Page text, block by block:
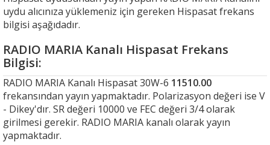
uydu alıcınıza yüklemeniz için gereken Hispasat frekans
bilgisi aşağıdadır.
RADIO MARIA Kanalı Hispasat Frekans
Bilgisi:
RADIO MARIA Kanalı Hispasat 30W-6 11510.00
frekansından yayın yapmaktadır. Polarizasyon değeri ise V
- Dikey'dır. SR değeri 10000 ve FEC değeri 3/4 olarak
girilmesi gerekir. RADIO MARIA kanalı olarak yayın
yapmaktadır.